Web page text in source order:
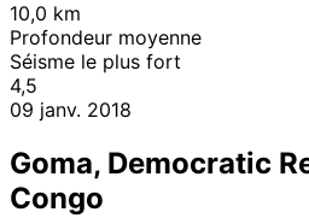
10,0 km
Profondeur moyenne
Séisme le plus fort
4,5
09 janv. 2018
Goma, Democratic
Congo